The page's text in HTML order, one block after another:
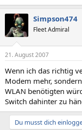
Simpson474
Fleet Admiral
21. August 2007
Wenn ich das richtig
Modem mehr,
WLAN benötigten
Switch dahinter zu
Du musst dich